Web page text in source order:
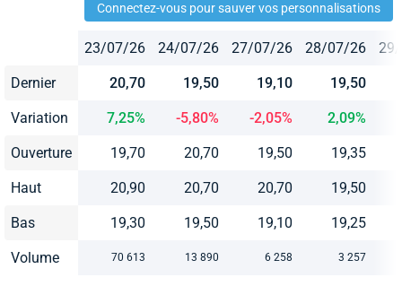
Connectez-vous pour sauver vos personnalisations
23/07/26 24/07/26 27/07/26 28/07/26
Dernier 20,70 19,50 19,10 19,50
Variation 7,25% -5,80% -2,05% 2,09%
Ouverture 19,70 20,70 19,50 19,35
Haut 20,90 20,70 20,70 19,50
Bas 19,30 19,50 19,10 19,25
Volume 70 613 13 890 6 258 3 257